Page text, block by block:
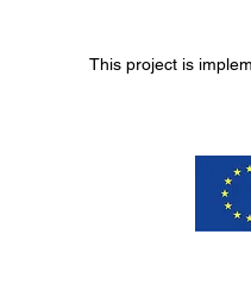
This project is